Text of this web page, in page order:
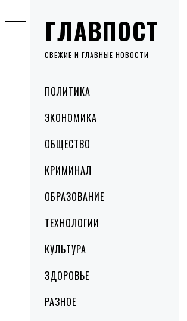
ГЛАВПОСТ
СВЕЖИЕ И ГЛАВНЫЕ НОВОСТИ
MenuПОЛИТИКА
ЭКОНОМИКА
ОБЩЕСТВО
КРИМИНАЛ
ОБРАЗОВАНИЕ
ТЕХНОЛОГИИ
КУЛЬТУРА
ЗДОРОВЬЕ
РАЗНОЕ
to
content